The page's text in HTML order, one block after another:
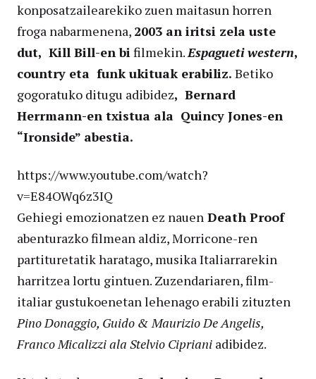
konposatzailearekiko zuen maitasun horren
froga nabarmenena, 2003 an iritsi zela uste
dut, Kill Bill-en bifilmekin.Espagueti western,
country eta funk ukituak erabiliz. Betiko
gogoratuko ditugu adibidez, Bernard
Herrmann-en txistua ala Quincy Jones-en
“Ironside” abestia.
https://www.youtube.com/watch?
v=E84OWq6z3IQ
Gehiegi emozionatzen ez nauen Death Proof
abenturazko filmean aldiz, Morricone-ren
partituretatik haratago, musika Italiarrarekin
harritzea lortu gintuen. Zuzendariaren, film-
italiar gustukoenetan lehenago erabili zituzten
Pino Donaggio, Guido & Maurizio De Angelis,
Franco Micalizzi ala Stelvio Cipriani adibidez.